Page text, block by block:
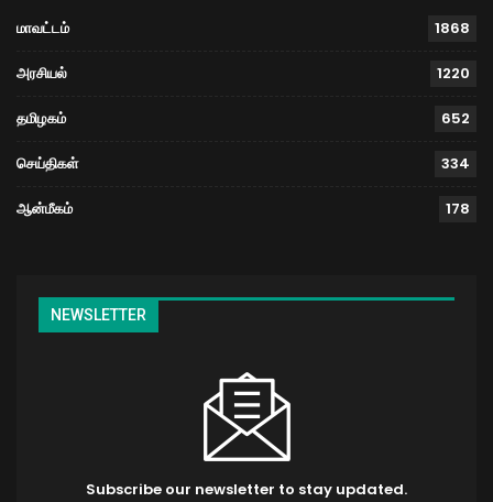
மாவட்டம் 1868
அரசியல் 1220
தமிழகம் 652
செய்திகள் 334
ஆன்மீகம் 178
NEWSLETTER
Subscribe our newsletter to stay updated.